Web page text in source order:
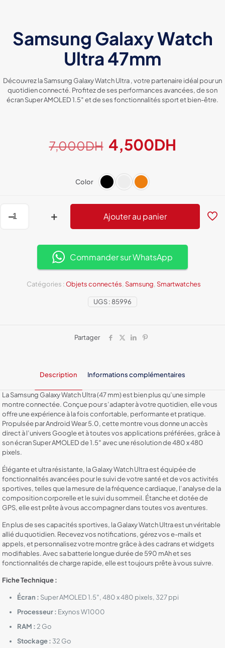
Samsung Galaxy Watch
Ultra 47mm
Découvrez la Samsung Galaxy Watch Ultra , votre partenaire idéal pour un
quotidien connecté. Profitez de ses performances avancées, de son
écran Super AMOLED 1.5″ et de ses fonctionnalités sport et bien-être.
7,000DH Le
prix
initial
était :
7,000DH.
4,500DH
Color
Ajouter au panier
Commander sur WhatsApp
UGS : 85996
Catégories :Objets connectés, Samsung, Smartwatches
Partager
Description Informations complémentaires
La Samsung Galaxy Watch Ultra (47 mm) est bien plus qu’une simple
montre connectée. Conçue pour s’adapter à votre quotidien, elle vous
offre une expérience à la fois confortable, performante et pratique.
Propulsée par Android Wear 5.0, cette montre vous donne un accès
direct à l’univers Google et à toutes vos applications préférées, grâce à
son écran Super AMOLED de 1.5″ avec une résolution de 480 x 480
pixels.
Élégante et ultra résistante, la Galaxy Watch Ultra est équipée de
fonctionnalités avancées pour le suivi de votre santé et de vos activités
sportives, telles que la mesure de la fréquence cardiaque, l’analyse de la
composition corporelle et le suivi du sommeil. Étanche et dotée de
GPS, elle est prête à vous accompagner dans toutes vos aventures.
En plus de ses capacités sportives, la Galaxy Watch Ultra est un véritable
allié du quotidien. Recevez vos notifications, gérez vos e-mails et
appels, et personnalisez votre montre grâce à des cadrans et widgets
modifiables. Avec sa batterie longue durée de 590 mAh et ses
fonctionnalités de charge rapide, elle est toujours prête à vous suivre.
Fiche Technique :
Écran : Super AMOLED 1.5″, 480 x 480 pixels, 327 ppi
Processeur : Exynos W1000
RAM : 2 Go
Stockage : 32 Go